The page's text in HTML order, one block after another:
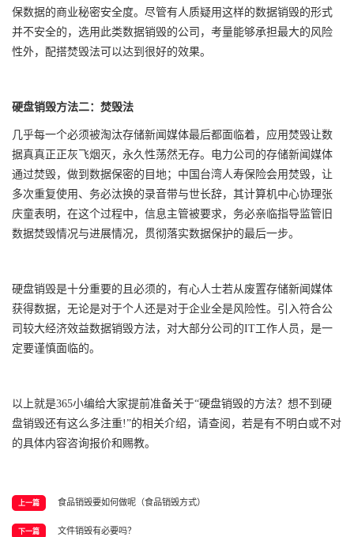
保数据的商业秘密安全度。尽管有人质疑用这样的数据销毁的形式
并不安全的，选用此类数据销毁的公司，考量能够承担最大的风险
性外，配搭焚毁法可以达到很好的效果。
硬盘销毁方法二：焚毁法
几乎每一个必须被淘汰存储新闻媒体最后都面临着，应用焚毁让数
据真真正正灰飞烟灭，永久性荡然无存。电力公司的存储新闻媒体
通过焚毁，做到数据保密的目地；中国台湾人寿保险会用焚毁，让
多次重复使用、务必汰换的录音带与世长辞，其计算机中心协理张
庆童表明，在这个过程中，信息主管被要求，务必亲临指导监管旧
数据焚毁情况与进展情况，贯彻落实数据保护的最后一步。
硬盘销毁是十分重要的且必须的，有心人士若从废置存储新闻媒体
获得数据，无论是对于个人还是对于企业全是风险性。引入符合公
司较大经济效益数据销毁方法，对大部分公司的IT工作人员，是一
定要谨慎面临的。
以上就是365小编给大家提前准备关于“硬盘销毁的方法？想不到硬
盘销毁还有这么多注重!”的相关介绍，请查阅，若是有不明白或不对
的具体内容咨询报价和赐教。
上一篇 食品销毁要如何做呢（食品销毁方式）
下一篇 文件销毁有必要吗？